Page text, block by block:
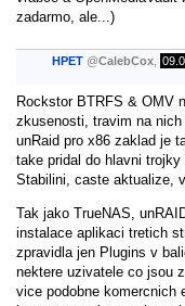
zadarmo, ale...)
HPET @CalebCox
Rockstor BTRFS & OMV
zkusenosti, travim na
unRaid pro x86 zaklad je
take pridal do hlavni trojky
Stabilini, caste aktualize,
Tak jako TrueNAS,
instalace aplikaci tretich
zpravidla jen Plugins v
nektere uzivatele co jsou
vice podobne komercnich